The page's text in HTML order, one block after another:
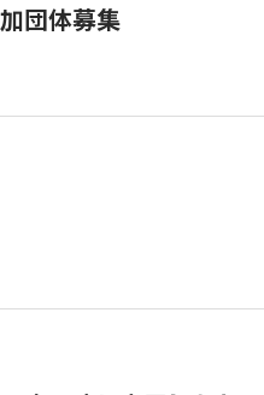
団体募集